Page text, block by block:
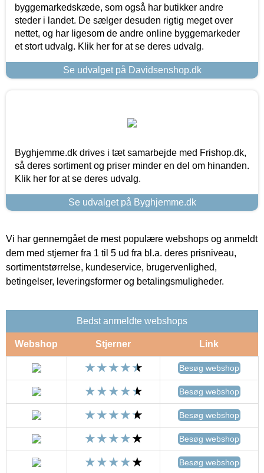
byggemarkedskæde, som også har butikker andre
steder i landet. De sælger desuden rigtig meget over
nettet, og har ligesom de andre online byggemarkeder
et stort udvalg. Klik her for at se deres udvalg.
Se udvalget på Davidsenshop.dk
Byghjemme.dk drives i tæt samarbejde med Frishop.dk,
så deres sortiment og priser minder en del om hinanden.
Klik her for at se deres udvalg.
Se udvalget på Byghjemme.dk
Vi har gennemgået de mest populære webshops og anmeldt
dem med stjerner fra 1 til 5 ud fra bl.a. deres prisniveau,
sortimentstørrelse, kundeservice, brugervenlighed,
betingelser, leveringsformer og betalingsmuligheder.
Bedst anmeldte webshops
Webshop Stjerner Link
Besøg webshop
Besøg webshop
Besøg webshop
Besøg webshop
Besøg webshop